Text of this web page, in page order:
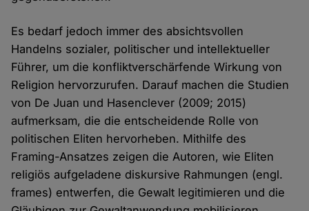
Es bedarf jedoch immer des absichtsvollen
Handelns sozialer, politischer und intellektueller
Führer, um die konfliktverschärfende Wirkung von
Religion hervorzurufen. Darauf machen die Studien
von De Juan und Hasenclever (2009; 2015)
aufmerksam, die die entscheidende Rolle von
politischen Eliten hervorheben. Mithilfe des
Framing-Ansatzes zeigen die Autoren, wie Eliten
religiös aufgeladene diskursive Rahmungen (engl.
frames) entwerfen, die Gewalt legitimieren und die